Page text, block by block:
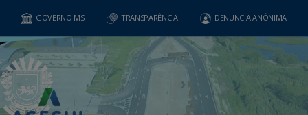
GOVERNO MS TRANSPARÊNCIA DENUNCIA ANÔNIMA